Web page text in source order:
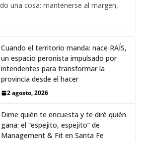
una cosa: mantenerse al margen,
Cuando el territorio manda: nace RAÍS,
un espacio peronista impulsado por
intendentes para transformar la
provincia desde el hacer
2 agosto, 2026
Dime quién te encuesta y te diré quién
gana: el “espejito, espejito” de
Management & Fit en Santa Fe